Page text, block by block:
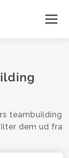
teambuilding
dem ud fra